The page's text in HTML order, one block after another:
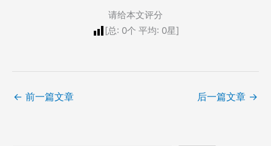
请给本文评分
[总: 0个 平均: 0星]
← 前一篇文章 后一篇文章 →